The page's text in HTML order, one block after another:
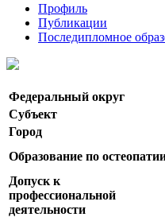
Профиль
Публикации
Последипломное
Федеральный округ
Субъект
Город
Образование по
Допуск к
профессиональной
деятельности